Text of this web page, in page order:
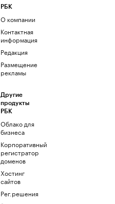
РБК
О компании
Контактная
информация
Редакция
Размещение
рекламы
Другие
продукты
РБК
Облако для
бизнеса
Корпоративный
регистратор
доменов
Хостинг
сайтов
Рег.решения